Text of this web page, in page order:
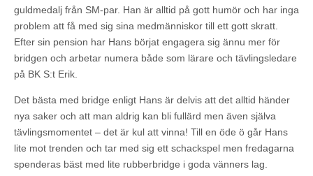
guldmedalj från SM-par. Han är alltid på gott humör och har inga
problem att få med sig sina medmänniskor till ett gott skratt.
Efter sin pension har Hans börjat engagera sig ännu mer för
bridgen och arbetar numera både som lärare och tävlingsledare
på BK S:t Erik.
Det bästa med bridge enligt Hans är delvis att det alltid händer
nya saker och att man aldrig kan bli fullärd men även själva
tävlingsmomentet – det är kul att vinna! Till en öde ö går Hans
lite mot trenden och tar med sig ett schackspel men fredagarna
spenderas bäst med lite rubberbridge i goda vänners lag.